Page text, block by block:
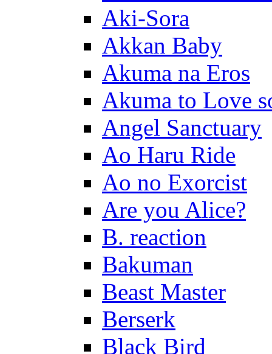
Aki-Sora
Akkan Baby
Akuma na Eros
Akuma to Love
Angel Sanctuary
Ao Haru Ride
Ao no Exorcist
Are you Alice?
B. reaction
Bakuman
Beast Master
Berserk
Black Bird